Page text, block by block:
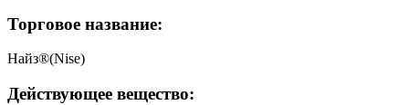
Торговое название:
Найз®(Nise)
Действующее вещество: